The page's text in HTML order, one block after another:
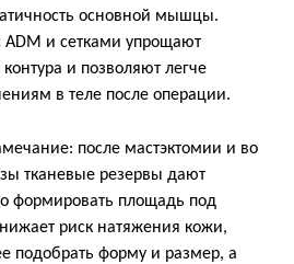
основной мышцы.
и сетками упрощают
и позволяют легче
в теле после операции.
после мастэктомии и во
тканевые резервы дают
формировать площадь под
риск натяжения кожи,
подобрать форму и размер, а